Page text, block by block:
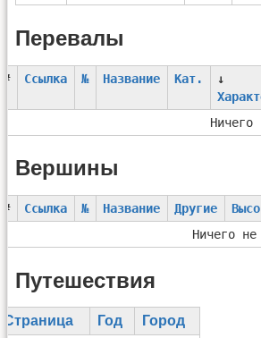
Перевалы
# Ссылка № Название Кат.
↓
Ничего
Вершины
# Ссылка № Название Другие
Ничего не
Путешествия
Страница Год Город